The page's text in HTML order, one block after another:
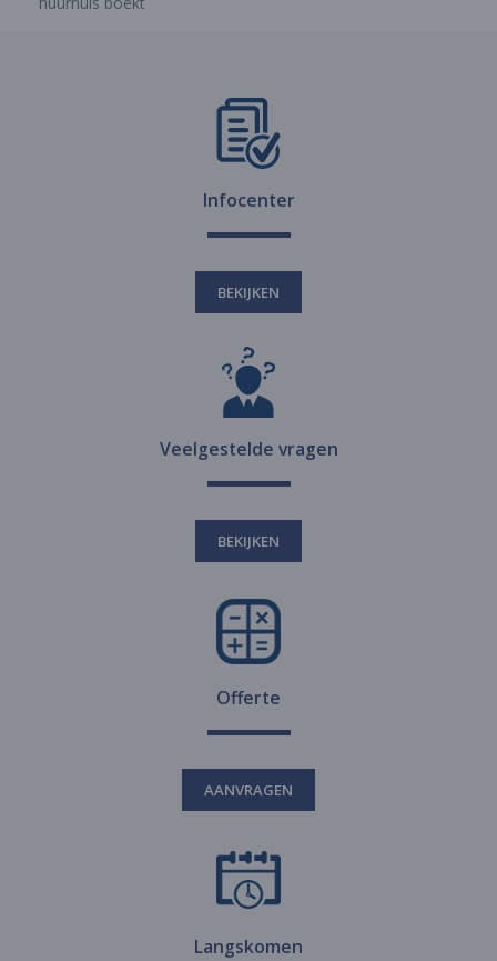
Infocenter
BEKIJKEN
Veelgestelde vragen
BEKIJKEN
Offerte
AANVRAGEN
Langskomen